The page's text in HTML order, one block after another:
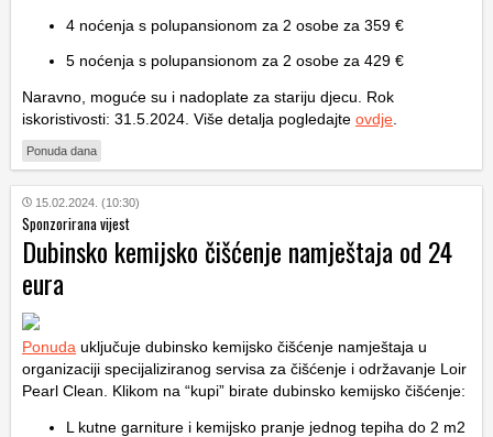
4 noćenja s polupansionom za 2 osobe za 359 €
5 noćenja s polupansionom za 2 osobe za 429 €
Naravno, moguće su i nadoplate za stariju djecu. Rok
iskoristivosti: 31.5.2024. Više detalja pogledajte ovdje
Ponuda dana
15.02.2024. (10:30)
Sponzorirana vijest
Dubinsko kemijsko čišćenje namještaja od 24
eura
Ponuda uključuje dubinsko kemijsko čišćenje namještaja u
organizaciji specijaliziranog servisa za čišćenje i održavanje Loir
Pearl Clean. Klikom na “kupi” birate dubinsko kemijsko čišćenje:
L kutne garniture i kemijsko pranje jednog tepiha do 2 m2